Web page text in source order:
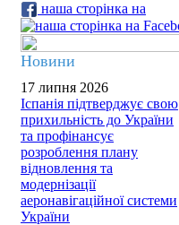
наша сторінка на
Новини
17 липня 2026
Іспанія підтверджує свою
прихильність до України
та профінансує
розроблення плану
відновлення та
модернізації
аеронавігаційної системи
України